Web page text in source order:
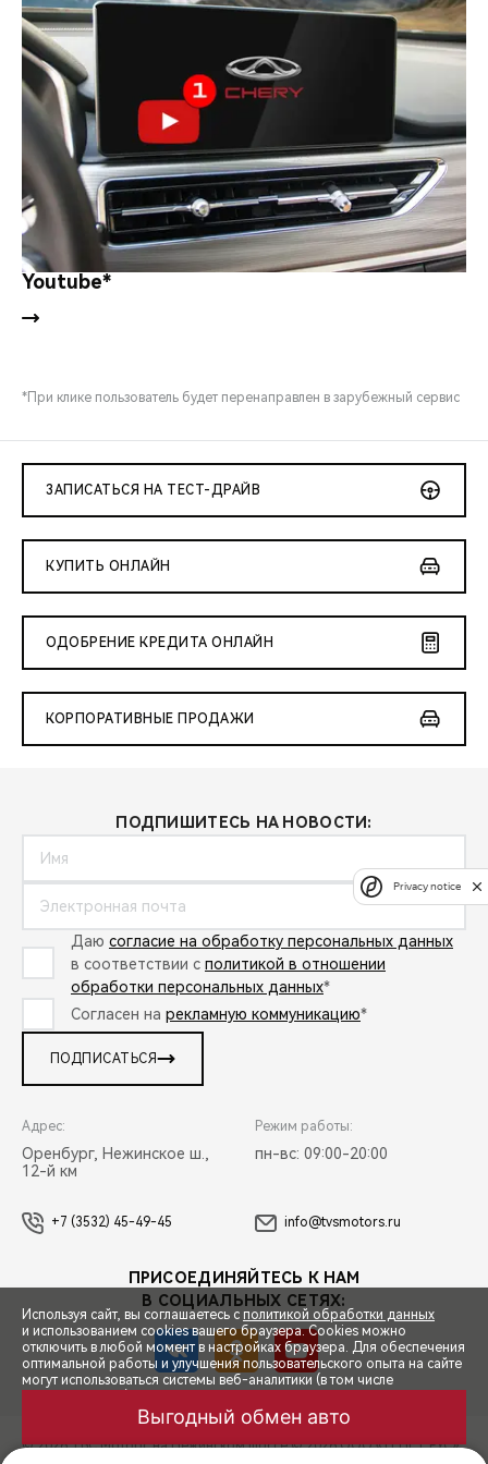
СПЕЦПРЕДЛОЖЕНИЯ
ЗАПИСЬ НА ТЕСТ-ДРАЙВ
Youtube*
*При клике пользователь будет перенаправлен в зарубежный сервис
ЗАПИСАТЬСЯ НА ТЕСТ-ДРАЙВ
КУПИТЬ ОНЛАЙН
ОДОБРЕНИЕ КРЕДИТА ОНЛАЙН
КОРПОРАТИВНЫЕ ПРОДАЖИ
ПОДПИШИТЕСЬ НА НОВОСТИ:
Даю согласие на обработку персональных данных
в соответствии с политикой в отношении
обработки персональных данных*
Согласен на рекламную коммуникацию*
ПОДПИСАТЬСЯ
Адрес:
Оренбург, Нежинское ш.,
12-й км
Режим работы:
пн-вс: 09:00-20:00
+7 (3532) 45-49-45 info@tvsmotors.ru
ПРИСОЕДИНЯЙТЕСЬ К НАМ
В СОЦИАЛЬНЫХ СЕТЯХ:
© 2026 ТВС Моторс на Нежинском шоссе © 2026 ООО «ТЕНЕТ РУС»
Используя сайт, вы соглашаетесь с политикой обработки данных
и использованием cookies вашего браузера. Cookies можно
отключить в любой момент в настройках браузера. Для обеспечения
оптимальной работы и улучшения пользовательского опыта на сайте
могут использоваться системы веб-аналитики (в том числе
с применением указанных технологий и размещением cookie-
Выгодный обмен авто
Privacy notice